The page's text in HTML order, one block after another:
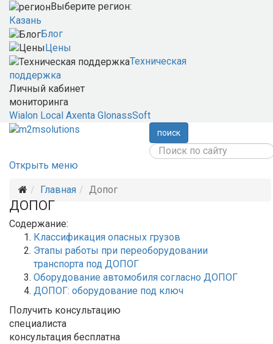
Выберите регион:
Казань
Блог
Цены
Техническая
поддержка
Личный кабинет
мониторинга
Wialon Local Axenta GlonassSoft
поиск
Открыть меню
Главная Допог
ДОПОГ
Содержание:
Классификация опасных грузов
Этапы работы при переоборудовании
транспорта под ДОПОГ
Оборудование автомобиля согласно ДОПОГ
ДОПОГ: оборудование под ключ
Получить консультацию
специалиста
консультация бесплатна